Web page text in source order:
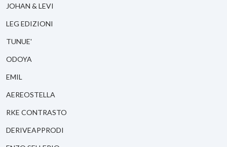
JOHAN & LEVI
LEG EDIZIONI
TUNUE'
ODOYA
EMIL
AEREOSTELLA
RKE CONTRASTO
DERIVEAPPRODI